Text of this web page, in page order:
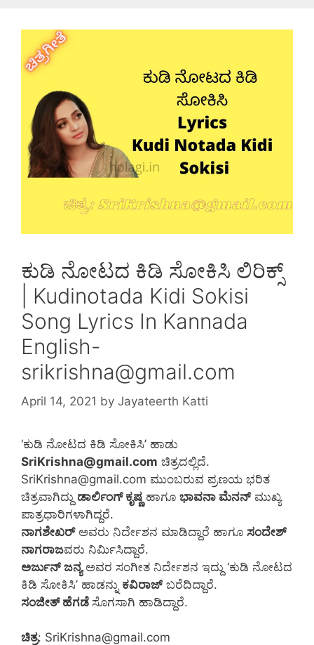
ಕುಡಿ ನೋಟದ ಕಿಡಿ ಸೋಕಿಸಿ ಲಿರಿಕ್ಸ್
| Kudinotada Kidi Sokisi
Song Lyrics In Kannada
English-
srikrishna@gmail.com
April 14, 2021 by Jayateerth Katti
‘ಕುಡಿ ನೋಟದ ಕಿಡಿ ಸೋಕಿಸಿ’ ಹಾಡು
SriKrishna@gmail.com ಚಿತ್ರದಲ್ಲಿದೆ.
SriKrishna@gmail.com ಮುಂಬರುವ ಪ್ರಣಯ ಭರಿತ
ಚಿತ್ರವಾಗಿದ್ದು ಡಾರ್ಲಿಂಗ್ ಕೃಷ್ಣ ಹಾಗೂ ಭಾವನಾ ಮೆನನ್ಮುಖ್ಯ
ಪಾತ್ರಧಾರಿಗಳಾಗಿದ್ದರೆ.
ನಾಗಶೇಖರ್ಅವರು ನಿರ್ದೇಶನ ಮಾಡಿದ್ದಾರೆ ಹಾಗೂ ಸಂದೇಶ್
ನಾಗರಾಜವರು ನಿರ್ಮಿಸಿದ್ದಾರೆ.
ಅರ್ಜುನ್ ಜನ್ಯಅವರ ಸಂಗೀತ ನಿರ್ದೇಶನ ಇದ್ದು ‘ಕುಡಿ ನೋಟದ
ಕಿಡಿ ಸೋಕಿಸಿ’ ಹಾಡನ್ನು ಕವಿರಾಜ್ ಬರೆದಿದ್ದಾರೆ.
ಸಂಜೀತ್ ಹೆಗಡೆ ಸೊಗಸಾಗಿ ಹಾಡಿದ್ದಾರೆ.
ಚಿತ್ರ: SriKrishna@gmail.com